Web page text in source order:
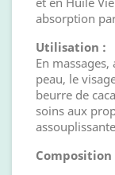
absorption
Utilisation :
En
peau, le
beurre de
soins aux
Composition